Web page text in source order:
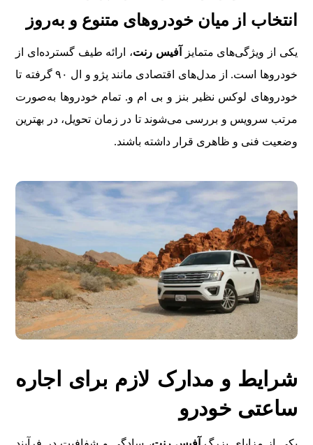
انتخاب از میان خودروهای متنوع و به‌روز
یکی از ویژگی‌های متمایز آفیس رنت، ارائه طیف گسترده‌ای از
خودروها است. از مدل‌های اقتصادی مانند پژو و ال ۹۰ گرفته تا
خودروهای لوکس نظیر بنز و بی ام و. تمام خودروها به‌صورت
مرتب سرویس و بررسی می‌شوند تا در زمان تحویل، در بهترین
وضعیت فنی و ظاهری قرار داشته باشند.
شرایط و مدارک لازم برای اجاره
ساعتی خودرو